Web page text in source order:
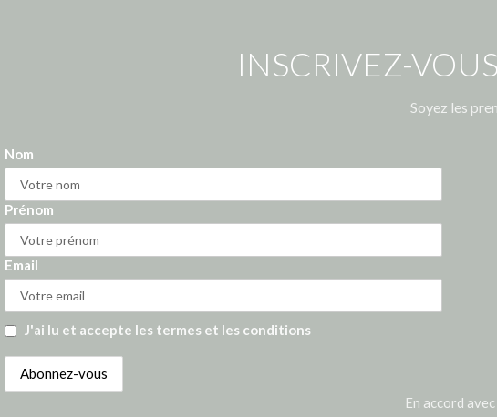
INSCRIVEZ-
Soyez les
Nom
Prénom
Email
J'ai lu et accepte les termes et les conditions
En accord